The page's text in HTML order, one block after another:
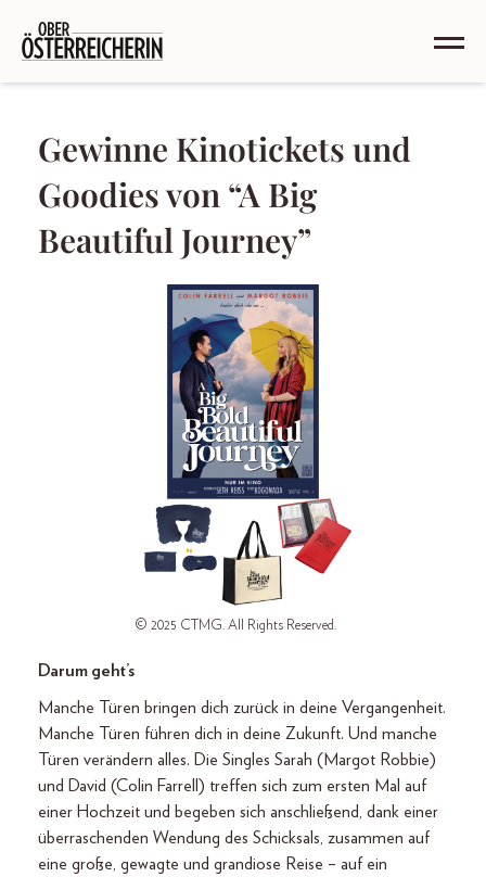
Gewinne Kinotickets und
Goodies von “A Big
Beautiful Journey”
© 2025 CTMG. All Rights Reserved.
Darum geht’s
Manche Türen bringen dich zurück in deine Vergangenheit.
Manche Türen führen dich in deine Zukunft. Und manche
Türen verändern alles. Die Singles Sarah (Margot Robbie)
und David (Colin Farrell) treffen sich zum ersten Mal auf
einer Hochzeit und begeben sich anschließend, dank einer
überraschenden Wendung des Schicksals, zusammen auf
eine große, gewagte und grandiose Reise – auf ein